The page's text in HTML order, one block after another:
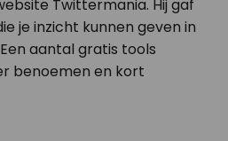
Twittermania. Hij gaf
je inzicht kunnen geven in
aantal gratis tools
benoemen en kort